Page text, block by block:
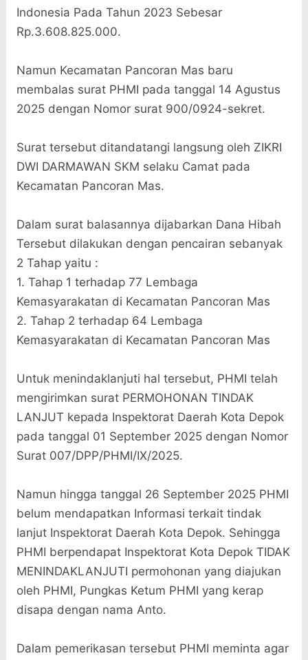
Indonesia Pada Tahun 2023 Sebesar
Rp.3.608.825.000.
Namun Kecamatan Pancoran Mas baru
membalas surat PHMI pada tanggal 14 Agustus
2025 dengan Nomor surat 900/0924-sekret.
Surat tersebut ditandatangi langsung oleh ZIKRI
DWI DARMAWAN SKM selaku Camat pada
Kecamatan Pancoran Mas.
Dalam surat balasannya dijabarkan Dana Hibah
Tersebut dilakukan dengan pencairan sebanyak
2 Tahap yaitu :
1. Tahap 1 terhadap 77 Lembaga
Kemasyarakatan di Kecamatan Pancoran Mas
2. Tahap 2 terhadap 64 Lembaga
Kemasyarakatan di Kecamatan Pancoran Mas
Untuk menindaklanjuti hal tersebut, PHMI telah
mengirimkan surat PERMOHONAN TINDAK
LANJUT kepada Inspektorat Daerah Kota Depok
pada tanggal 01 September 2025 dengan Nomor
Surat 007/DPP/PHMI/IX/2025.
Namun hingga tanggal 26 September 2025 PHMI
belum mendapatkan Informasi terkait tindak
lanjut Inspektorat Daerah Kota Depok. Sehingga
PHMI berpendapat Inspektorat Kota Depok TIDAK
MENINDAKLANJUTI permohonan yang diajukan
oleh PHMI, Pungkas Ketum PHMI yang kerap
disapa dengan nama Anto.
Dalam pemerikasan tersebut PHMI meminta agar